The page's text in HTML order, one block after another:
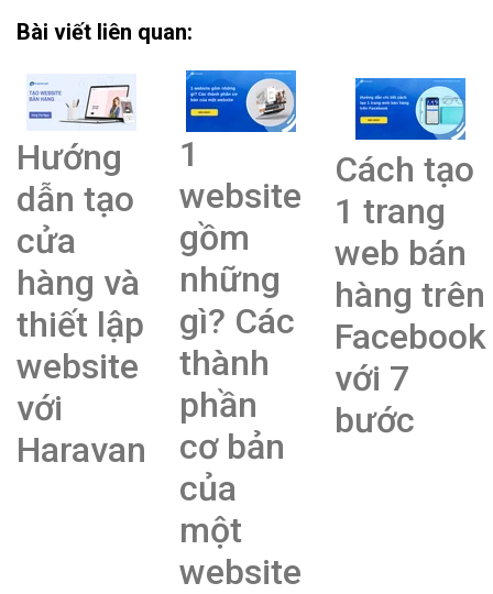
Bài viết liên quan:
Hướng
dẫn tạo
cửa
hàng và
thiết lập
website
với
Haravan
1
website
gồm
những
gì? Các
thành
phần
cơ bản
của
một
website
Cách tạo
1 trang
web bán
hàng trên
Facebook
với 7
bước